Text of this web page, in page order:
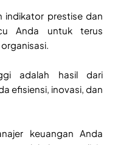
indikator prestise dan
Anda untuk terus
adalah hasil dari
efisiensi, inovasi, dan
keuangan Anda